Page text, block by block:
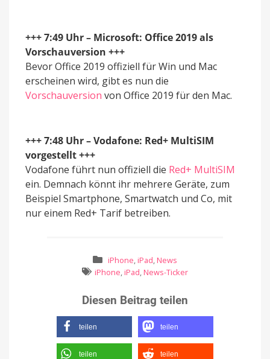
+++ 7:49 Uhr – Microsoft: Office 2019 als
Vorschauversion +++
Bevor Office 2019 offiziell für Win und Mac
erscheinen wird, gibt es nun die
Vorschauversion von Office 2019 für den Mac.
+++ 7:48 Uhr – Vodafone: Red+ MultiSIM
vorgestellt +++
Vodafone führt nun offiziell die Red+ MultiSIM
ein. Demnach könnt ihr mehrere Geräte, zum
Beispiel Smartphone, Smartwatch und Co, mit
nur einem Red+ Tarif betreiben.
iPhone, iPad, News
iPhone, iPad, News-Ticker
Diesen Beitrag teilen
teilen teilen
teilen teilen